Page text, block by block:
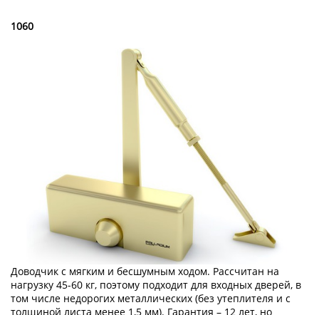
1060
Доводчик с мягким и бесшумным ходом. Рассчитан на
нагрузку 45-60 кг, поэтому подходит для входных дверей, в
том числе недорогих металлических (без утеплителя и с
толщиной листа менее 1,5 мм). Гарантия – 12 лет, но